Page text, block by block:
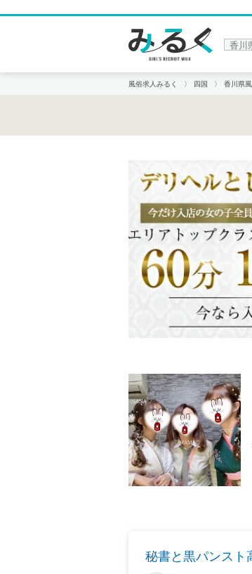
香川
風俗求人みるく 四国 香川県
秘書と黒パンスト